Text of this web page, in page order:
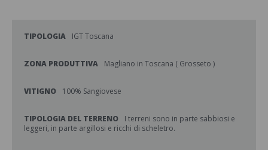
TIPOLOGIA IGT Toscana
ZONA PRODUTTIVA Magliano in Toscana ( Grosseto )
VITIGNO 100% Sangiovese
TIPOLOGIA DEL TERRENO
I terreni sono in parte sabbiosi e
leggeri, in parte argillosi e ricchi di scheletro.